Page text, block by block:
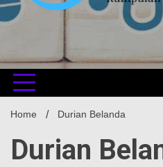
Home Durian Belanda
Durian